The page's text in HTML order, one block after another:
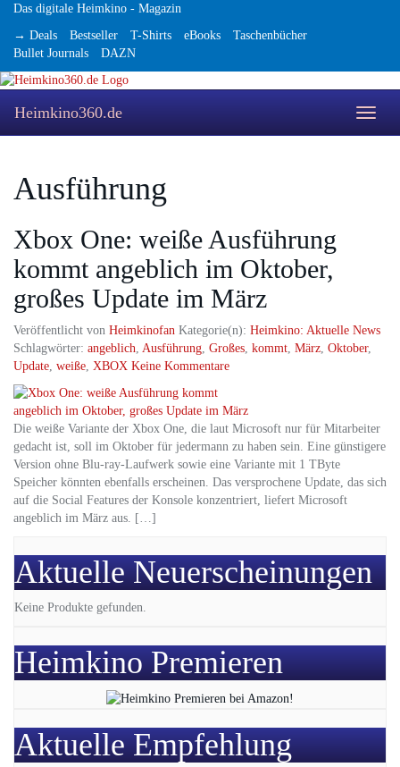
Skip
main
content
Das digitale Heimkino - Magazin
→ Deals
Bestseller T-Shirts eBooks
Taschenbücher
Bullet Journals
DAZN
Toggle
Heimkino360.de
Ausführung
Xbox One: weiße Ausführung
kommt angeblich im Oktober,
großes Update im März
Veröffentlicht von Heimkinofan Kategorie(n): Heimkino: Aktuelle News
Schlagwörter: angeblich, Ausführung, Großes, kommt, März, Oktober,
Update, weiße, XBOX Keine Kommentare
Die weiße Variante der Xbox One, die laut Microsoft nur für Mitarbeiter
gedacht ist, soll im Oktober für jedermann zu haben sein. Eine günstigere
Version ohne Blu-ray-Laufwerk sowie eine Variante mit 1 TByte
Speicher könnten ebenfalls erscheinen. Das versprochene Update, das sich
auf die Social Features der Konsole konzentriert, liefert Microsoft
angeblich im März aus. […]
Aktuelle Neuerscheinungen
Keine Produkte gefunden.
Heimkino Premieren
Aktuelle Empfehlung